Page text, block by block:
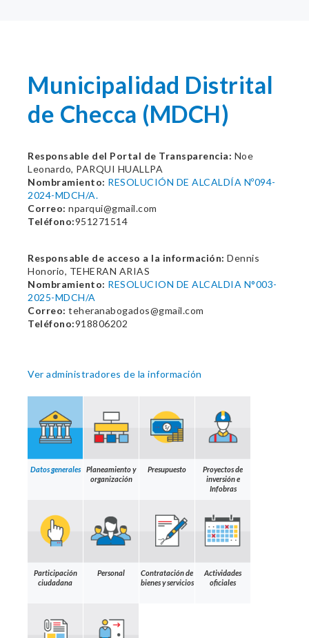
Municipalidad Distrital
de Checca (MDCH)
Responsable del Portal de Transparencia: Noe
Leonardo, PARQUI HUALLPA
Nombramiento: RESOLUCIÓN DE ALCALDÍA Nº094-
2024-MDCH/A.
Correo: nparqui@gmail.com
Teléfono:951271514
Responsable de acceso a la información: Dennis
Honorio, TEHERAN ARIAS
Nombramiento: RESOLUCION DE ALCALDIA N°003-
2025-MDCH/A
Correo: teheranabogados@gmail.com
Teléfono:918806202
Ver administradores de la información
Datos generales
Planeamiento y
organización
Presupuesto
Proyectos de
inversión e
Infobras
Participación
ciudadana
Personal
Contratación de
bienes y servicios
Actividades
oficiales